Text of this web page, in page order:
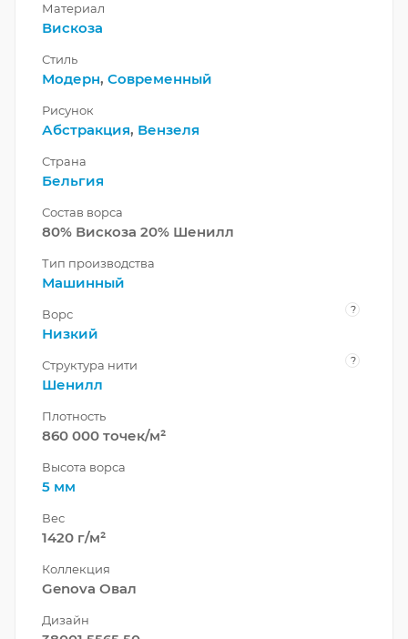
Материал
Вискоза
Стиль
Модерн, Современный
Рисунок
Абстракция, Вензеля
Страна
Бельгия
Состав ворса
80% Вискоза 20% Шенилл
Тип производства
Машинный
Ворс ?
Низкий
Структура нити ?
Шенилл
Плотность
860 000 точек/м²
Высота ворса
5 мм
Вес
1420 г/м²
Коллекция
Genova Овал
Дизайн